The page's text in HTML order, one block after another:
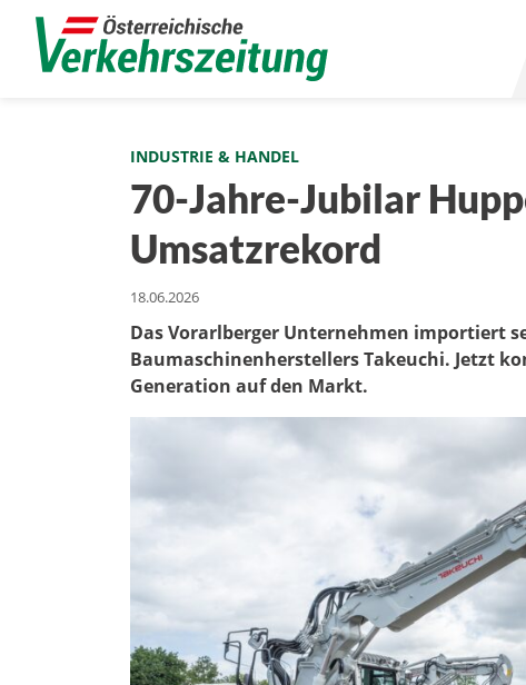
INDUSTRIE & HANDEL
70-Jahre-Jubilar
Umsatzrekord
18.06.2026
Das Vorarlberger Unternehmen importiert
Baumaschinenherstellers Takeuchi. Jetzt
Generation auf den Markt.